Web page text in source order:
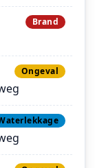
Brand
Ongeval